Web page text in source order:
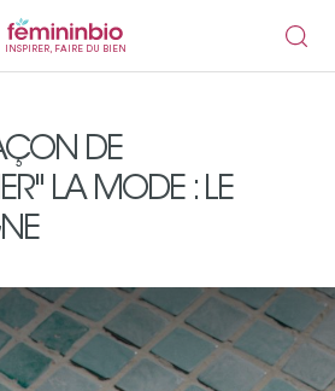
INSPIRER, FAIRE DU BIEN
DE
LA MODE : LE